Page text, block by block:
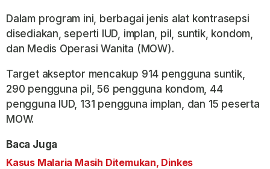
Dalam program ini, berbagai jenis alat kontrasepsi
disediakan, seperti IUD, implan, pil, suntik, kondom,
dan Medis Operasi Wanita (MOW).
Target akseptor mencakup 914 pengguna suntik,
290 pengguna pil, 56 pengguna kondom, 44
pengguna IUD, 131 pengguna implan, dan 15 peserta
MOW.
Baca Juga
Kasus Malaria Masih Ditemukan, Dinkes